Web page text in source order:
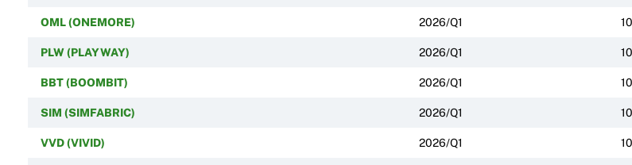
OML (ONEMORE) 2026/Q1
PLW (PLAYWAY) 2026/Q1
BBT (BOOMBIT) 2026/Q1
SIM (SIMFABRIC) 2026/Q1
VVD (VIVID) 2026/Q1